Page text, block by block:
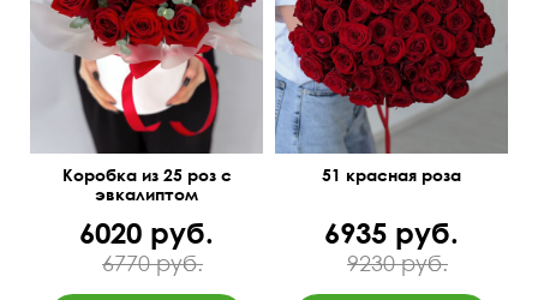
Коробка из 25 роз с
эвкалиптом
6020 руб.
6770 руб.
51 красная роза
6935 руб.
9230 руб.